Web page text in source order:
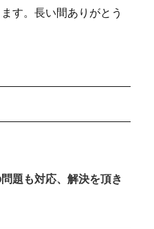
す。長い間ありがとう
題も対応、解決を頂き